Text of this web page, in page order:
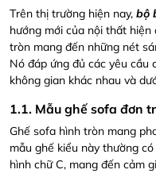
Trên thị trường hiện nay, bộ
hướng mới của nội thất
tròn mang đến những nét
Nó đáp ứng đủ các yêu cầu
không gian khác nhau và
1.1. Mẫu ghế sofa đơn
Ghế sofa hình tròn mang
mẫu ghế kiểu này thường
hình chữ C, mang đến cảm